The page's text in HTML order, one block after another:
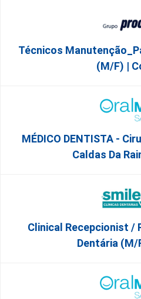
Técnicos
(m/f) |
MÉDICO DENTISTA -
Caldas Da
Clinical Recepcionist /
Dentária (M/